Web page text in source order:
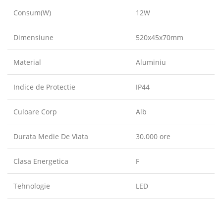
Consum(W) 12W
Dimensiune 520x45x70mm
Material Aluminiu
Indice de Protectie IP44
Culoare Corp Alb
Durata Medie De Viata 30.000 ore
Clasa Energetica F
Tehnologie LED